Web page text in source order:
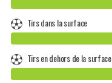
Tirs dans la surface
Tirs en dehors de la surface